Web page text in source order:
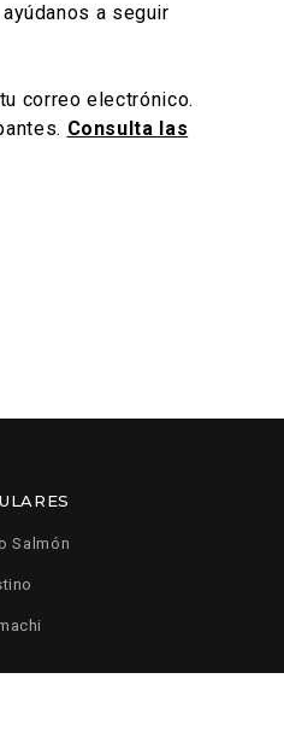
a seguir
correo electrónico.
Consulta las
Salmón